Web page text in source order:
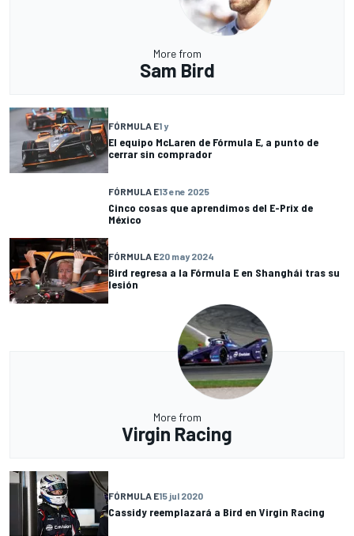
More from
Sam Bird
FÓRMULA E1 y
El equipo McLaren de Fórmula E, a punto de
cerrar sin comprador
FÓRMULA E13 ene 2025
Cinco cosas que aprendimos del E-Prix de
México
FÓRMULA E20 may 2024
Bird regresa a la Fórmula E en Shanghái tras su
lesión
More from
Virgin Racing
FÓRMULA E15 jul 2020
Cassidy reemplazará a Bird en Virgin Racing